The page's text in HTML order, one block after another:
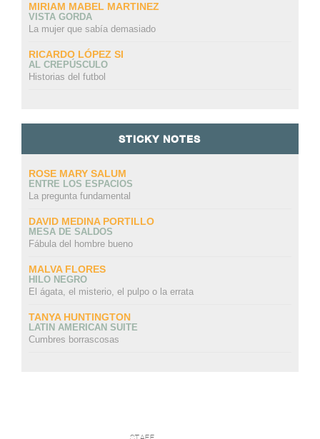
MIRIAM MABEL MARTINEZ
VISTA GORDA
La mujer que sabía demasiado
RICARDO LÓPEZ SI
AL CREPÚSCULO
Historias del futbol
STICKY NOTES
ROSE MARY SALUM
ENTRE LOS ESPACIOS
La pregunta fundamental
DAVID MEDINA PORTILLO
MESA DE SALDOS
Fábula del hombre bueno
MALVA FLORES
HILO NEGRO
El ágata, el misterio, el pulpo o la errata
TANYA HUNTINGTON
LATIN AMERICAN SUITE
Cumbres borrascosas